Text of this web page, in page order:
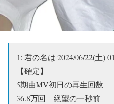
1: 君の名は 2024/06/22(土)
【確定】
5期曲MV初日の再生回数
36.8万回 絶望の一秒前